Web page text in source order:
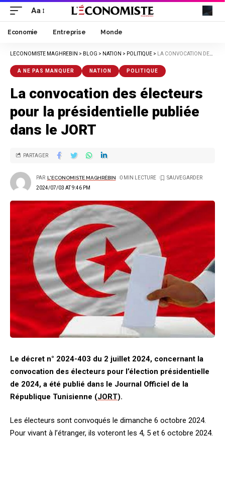
Aa
Economie Entreprise Monde
LECONOMISTE MAGHREBIN > BLOG > NATION > POLITIQUE > LA CONVOCATION DES ÉLECTEURS POUR LA PRÉSIDENTIELLE PUBLIÉE DANS LE JORT
A NE PAS MANQUER NATION POLITIQUE
La convocation des électeurs
pour la présidentielle publiée
dans le JORT
2024/07/03 AT 9:46 PM
PAR L'ECONOMISTE MAGHRÉBIN 0 MIN LECTURE
PARTAGER
Le décret n° 2024-403 du 2 juillet 2024, concernant la
convocation des électeurs pour l’élection présidentielle
de 2024, a été publié dans le Journal Officiel de la
République Tunisienne (JORT).
Les électeurs sont convoqués le dimanche 6 octobre 2024.
Pour vivant à l’étranger, ils voteront les 4, 5 et 6 octobre 2024.